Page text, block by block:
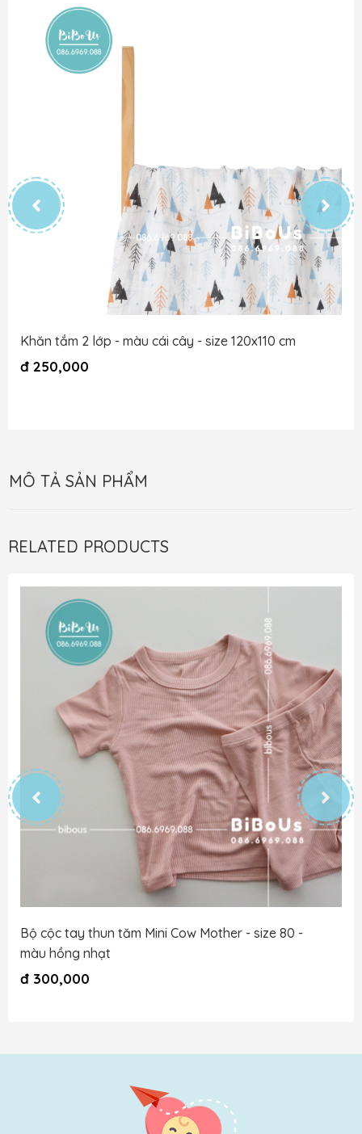
Khăn tắm 2 lớp - màu cái cây - size 120x110 cm
đ 250,000
MÔ TẢ SẢN PHẨM
RELATED PRODUCTS
Bộ cộc tay thun tăm Mini Cow Mother - size 80 -
màu hồng nhạt
đ 300,000